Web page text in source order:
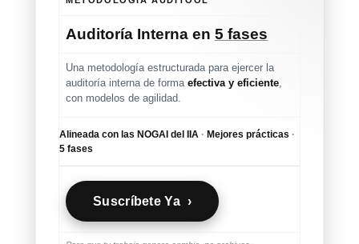
Auditoría Interna en 5 fases
Una metodología estructurada para ejercer la
auditoría interna de forma efectiva y eficiente
con modelos de agilidad.
Alineada con las NOGAI del IIA · Mejores prácticas ·
5 fases
Suscríbete Ya ›